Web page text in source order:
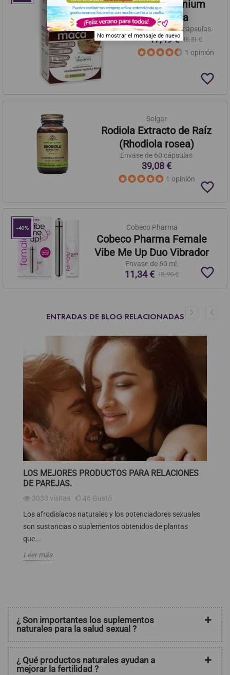
Fitopremium
Maca
Envase de 30 cápsulas.
17,49 € 18,81 €
1 opinión
favorite_border
Solgar
Rodiola Extracto de Raíz
(Rhodiola rosea)
Envase de 60 cápsulas
39,08 €
1 opinión
favorite_border
-40% Cobeco Pharma
Cobeco Pharma Female
Vibe Me Up Duo Vibrador
Envase de 60 ml.
11,34 € 18,90 € favorite_border
ENTRADAS DE BLOG RELACIONADAS
LOS MEJORES PRODUCTOS PARA RELACIONES
DE PAREJAS.
3033 visitas 46 Gustó
Los afrodisíacos naturales y los potenciadores sexuales
son sustancias o suplementos obtenidos de plantas
que...
Leer más
¿ Son importantes los suplementos
naturales para la salud sexual ?
¿ Qué productos naturales ayudan a
mejorar la fertilidad ?
No mostrar el mensaje de nuevo